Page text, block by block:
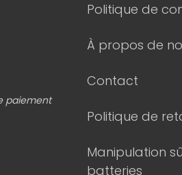
paiement
Politique de
À propos de
Contact
Politique de
Manipulation
batteries